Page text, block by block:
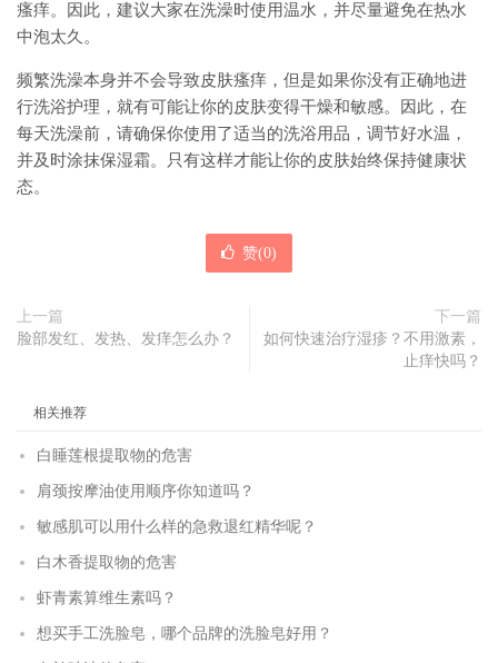
瘙痒。因此，建议大家在洗澡时使用温水，并尽量避免在热水
中泡太久。
频繁洗澡本身并不会导致皮肤瘙痒，但是如果你没有正确地进
行洗浴护理，就有可能让你的皮肤变得干燥和敏感。因此，在
每天洗澡前，请确保你使用了适当的洗浴用品，调节好水温，
并及时涂抹保湿霜。只有这样才能让你的皮肤始终保持健康状
态。
赞(0)
上一篇
脸部发红、发热、发痒怎么办？
下一篇
如何快速治疗湿疹？不用激素，
止痒快吗？
相关推荐
白睡莲根提取物的危害
肩颈按摩油使用顺序你知道吗？
敏感肌可以用什么样的急救退红精华呢？
白木香提取物的危害
虾青素算维生素吗？
想买手工洗脸皂，哪个品牌的洗脸皂好用？